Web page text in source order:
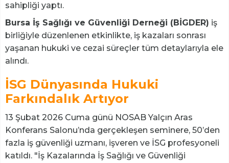
sahipliği yaptı.
Bursa İş Sağlığı ve Güvenliği Derneği (BİGDER) iş
birliğiyle düzenlenen etkinlikte, iş kazaları sonrası
yaşanan hukuki ve cezai süreçler tüm detaylarıyla ele
alındı.
İSG Dünyasında Hukuki
Farkındalık Artıyor
13 Şubat 2026 Cuma günü NOSAB Yalçın Aras
Konferans Salonu’nda gerçekleşen seminere, 50’den
fazla iş güvenliği uzmanı, işveren ve İSG profesyoneli
katıldı. "İş Kazalarında İş Sağlığı ve Güvenliği